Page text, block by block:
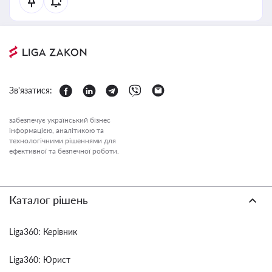
Зв'язатися:
забезпечує український бізнес
інформацією, аналітикою та
технологічними рішеннями для
ефективної та безпечної роботи.
Каталог рішень
Liga360: Керівник
Liga360: Юрист